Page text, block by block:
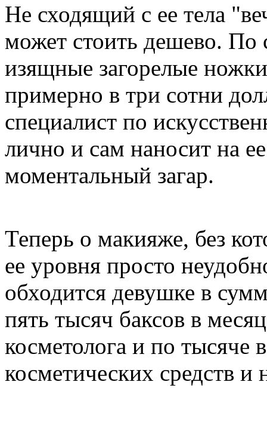
Не сходящий с ее тела
может стоить дешево.
изящные загорелые
примерно в три сотни
специалист по
лично и сам наносит на
моментальный загар.
Теперь о макияже, без
ее уровня просто
обходится девушке в
пять тысяч баксов в
косметолога и по тысяче
косметических средств и